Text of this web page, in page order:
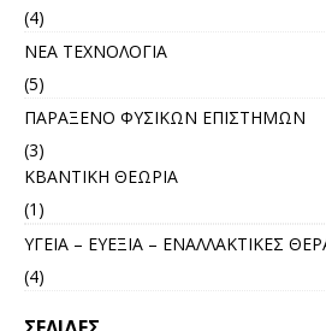
(4)
ΝΕΑ ΤΕΧΝΟΛΟΓΙΑ
(5)
ΠΑΡΑΞΕΝΟ ΦΥΣΙΚΩΝ ΕΠΙΣΤΗΜΩΝ
(3)
ΚΒΑΝΤΙΚΗ ΘΕΩΡΙΑ
(1)
ΥΓΕΙΑ – ΕΥΕΞΙΑ – ΕΝΑΛΛΑΚΤΙΚΕΣ
(4)